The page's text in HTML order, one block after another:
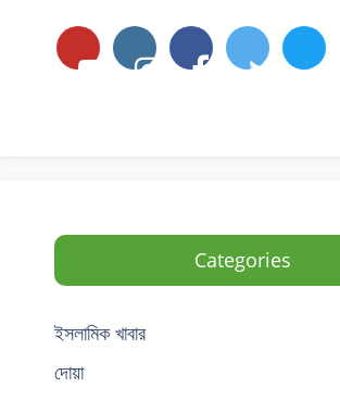
Categories
ইসলামিক খাবার
দোয়া